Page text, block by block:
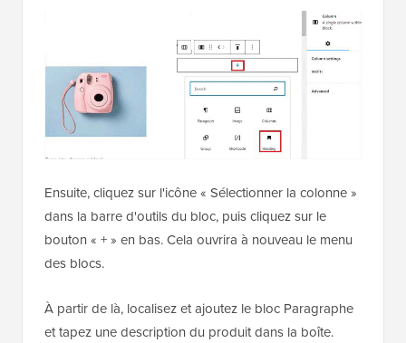
Ensuite, cliquez sur l'icône « Sélectionner la colonne »
dans la barre d'outils du bloc, puis cliquez sur le
bouton « + » en bas. Cela ouvrira à nouveau le menu
des blocs.
À partir de là, localisez et ajoutez le bloc Paragraphe
et tapez une description du produit dans la boîte.